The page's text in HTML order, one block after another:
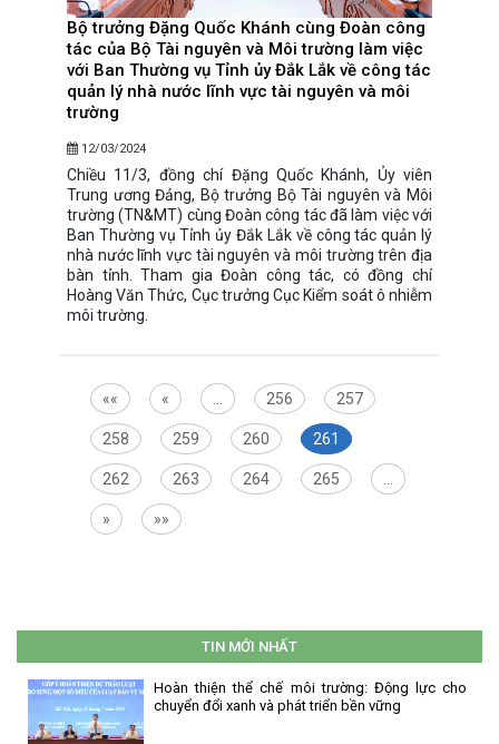
Bộ trưởng Đặng Quốc Khánh cùng Đoàn công
tác của Bộ Tài nguyên và Môi trường làm việc
với Ban Thường vụ Tỉnh ủy Đắk Lắk về công tác
quản lý nhà nước lĩnh vực tài nguyên và môi
trường
12/03/2024
Chiều 11/3, đồng chí Đặng Quốc Khánh, Ủy viên
Trung ương Đảng, Bộ trưởng Bộ Tài nguyên và Môi
trường (TN&MT) cùng Đoàn công tác đã làm việc với
Ban Thường vụ Tỉnh ủy Đắk Lắk về công tác quản lý
nhà nước lĩnh vực tài nguyên và môi trường trên địa
bàn tỉnh. Tham gia Đoàn công tác, có đồng chí
Hoàng Văn Thức, Cục trưởng Cục Kiểm soát ô nhiễm
môi trường.
«« « 256 257
258 259 260 261
262 263 264 265
» »»
TIN MỚI NHẤT
Hoàn thiện thể chế môi trường: Động lực cho
chuyển đổi xanh và phát triển bền vững